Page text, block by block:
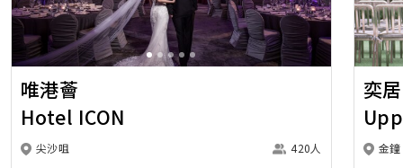
唯港薈
Hotel ICON
尖沙咀
420人
奕居
金鐘